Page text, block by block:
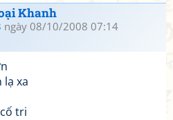
Khanh
ngày 08/10/2008 07:14
lạ xa
tri